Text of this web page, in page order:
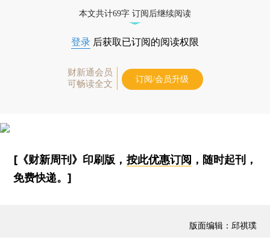
本文共计69字 订阅后继续阅读
登录 后获取已订阅的阅读权限
财新通会员
可畅读全文
订阅/会员升级
[《财新周刊》印刷版， 按此优惠订阅 ，随时起刊，
免费快递。]
版面编辑：邱祺璞